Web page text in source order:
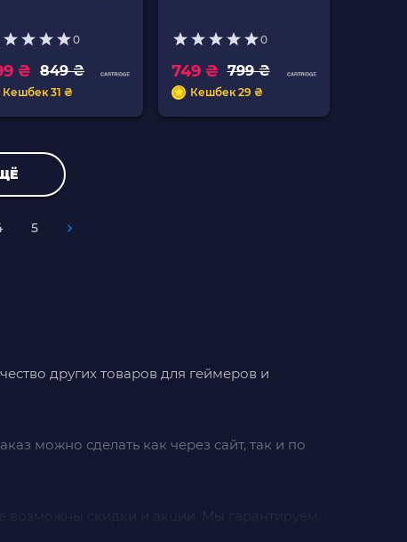
0
849 ₴
₴
Кешбек 31 ₴
0
799 ₴
749 ₴
Кешбек 29 ₴
5
других товаров для геймеров и
можно сделать как через сайт, так и по
возможны скидки и акции. Мы гарантируем,